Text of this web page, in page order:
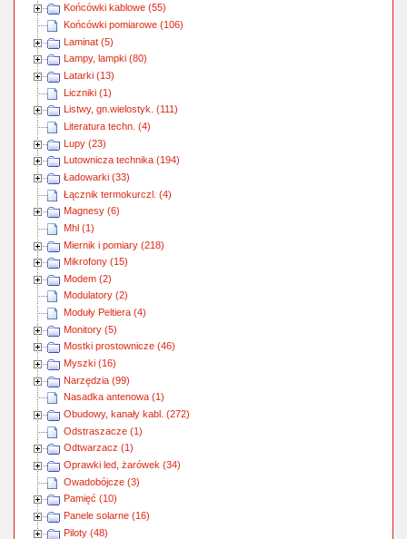
Końcówki kablowe (55)
Końcówki pomiarowe (106)
Laminat (5)
Lampy, lampki (80)
Latarki (13)
Liczniki (1)
Listwy, gn.wielostyk. (111)
Literatura techn. (4)
Lupy (23)
Lutownicza technika (194)
Ładowarki (33)
Łącznik termokurczl. (4)
Magnesy (6)
Mhl (1)
Miernik i pomiary (218)
Mikrofony (15)
Modem (2)
Modulatory (2)
Moduły Peltiera (4)
Monitory (5)
Mostki prostownicze (46)
Myszki (16)
Narzędzia (99)
Nasadka antenowa (1)
Obudowy, kanały kabl. (272)
Odstraszacze (1)
Odtwarzacz (1)
Oprawki led, żarówek (34)
Owadobójcze (3)
Pamięć (10)
Panele solarne (16)
Piloty (48)